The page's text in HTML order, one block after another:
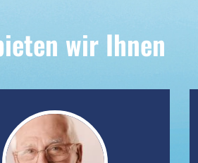
wir Ihnen